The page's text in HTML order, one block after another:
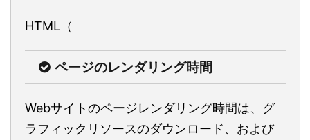
HTML（
ページのレンダリング時間
Webサイトのページレンダリング時間は、グ
ラフィックリソースのダウンロード、および